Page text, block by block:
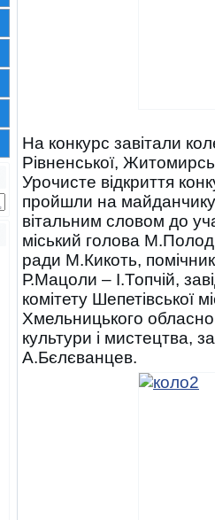
На конкурс завітали
Рівненської,
Урочисте відкриття
пройшли на майданчику
вітальним словом до
міський голова
ради М.Кикоть,
Р.Мацоли – І.Топчій,
комітету Шепетівської
Хмельницького
культури і мистецтва,
А.Бєлєванцев.